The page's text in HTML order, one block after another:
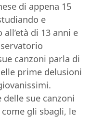
di appena 15
e
di 13 anni e
canzoni parla di
prime delusioni
sue canzoni
gli sbagli, le